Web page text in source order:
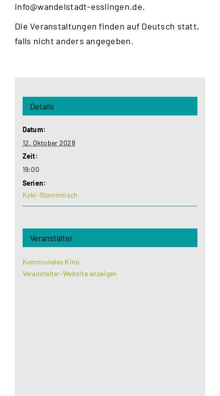
info@wandelstadt-esslingen.de.
Die Veranstaltungen finden auf Deutsch statt,
falls nicht anders angegeben.
Details
Datum:
12. Oktober 2028
Zeit:
19:00
Serien:
Koki-Stammtisch
Veranstalter
Kommunales Kino
Veranstalter-Website anzeigen